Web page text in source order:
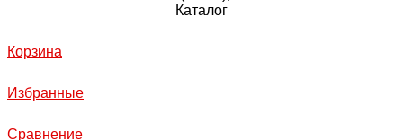
Каталог
Корзина
Избранные
Сравнение